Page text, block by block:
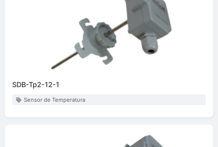
SDB-Tp2-12-1
Sensor de Temperatura